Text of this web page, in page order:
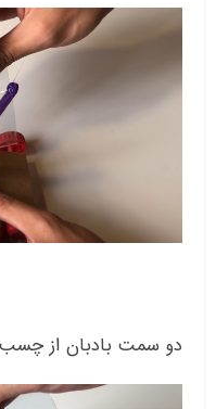
دو سمت بادبان از چسب